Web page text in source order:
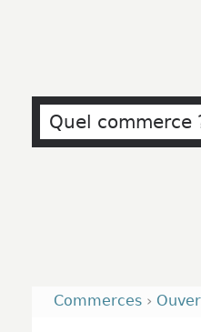
Commerces ›